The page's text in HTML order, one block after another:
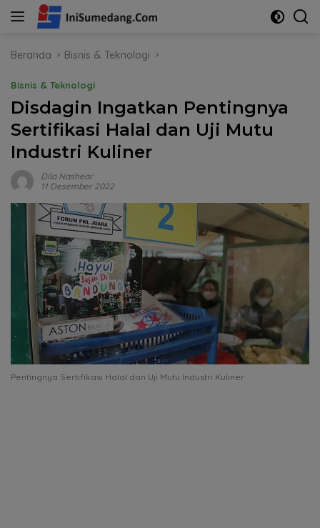
Langsung
Beranda
Bisnis & Teknologi
Bisnis & Teknologi
Disdagin Ingatkan Pentingnya
Sertifikasi Halal dan Uji Mutu
Industri Kuliner
Dila Nashear
11 Desember 2022
Pentingnya Sertifikasi Halal dan Uji Mutu Industri Kuliner